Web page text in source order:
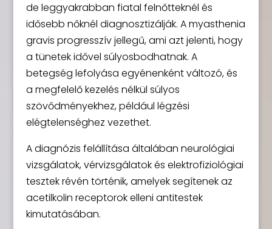
de leggyakrabban fiatal felnőtteknél és
idősebb nőknél diagnosztizálják. A myasthenia
gravis progresszív jellegű, ami azt jelenti, hogy
a tünetek idővel súlyosbodhatnak. A
betegség lefolyása egyénenként változó, és
a megfelelő kezelés nélkül súlyos
szövődményekhez, például légzési
elégtelenséghez vezethet.
A diagnózis felállítása általában neurológiai
vizsgálatok, vérvizsgálatok és elektrofiziológiai
tesztek révén történik, amelyek segítenek az
acetilkolin receptorok elleni antitestek
kimutatásában.